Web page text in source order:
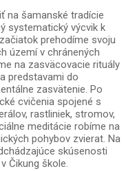
na šamanské tradície
systematický výcvik k
prehodíme svoju
území v chránených
na zasväcovacie rituály
predstavami do
zasvätenie. Po
cvičenia spojené s
rastliniek, stromov,
meditácie robíme na
pohybov zvierat. Na
skúsenosti
Čikung škole.